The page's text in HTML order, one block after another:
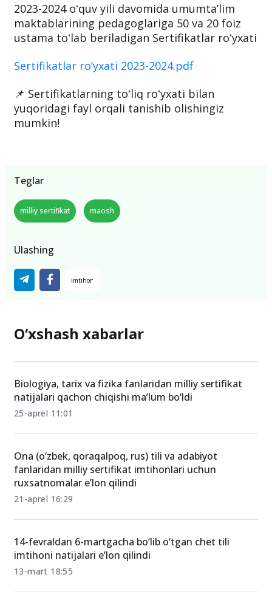
2023-2024 oʻquv yili davomida umumtaʼlim
maktablarining pedagoglariga 50 va 20 foiz
ustama toʻlab beriladigan Sertifikatlar roʻyxati
Sertifikatlar ro‘yxati 2023-2024.pdf
📌 Sertifikatlarning toʻliq roʻyxati bilan
yuqoridagi fayl orqali tanishib olishingiz
mumkin!
Teglar
milliy sertifikat maosh
Ulashing
O‘xshash xabarlar
Biologiya, tarix va fizika fanlaridan milliy sertifikat
natijalari qachon chiqishi ma’lum bo‘ldi
25-aprel 11:01
Ona (o‘zbek, qoraqalpoq, rus) tili va adabiyot
fanlaridan milliy sertifikat imtihonlari uchun
ruxsatnomalar e’lon qilindi
21-aprel 16:29
14-fevraldan 6-martgacha bo‘lib o‘tgan chet tili
imtihoni natijalari e’lon qilindi
13-mart 18:55